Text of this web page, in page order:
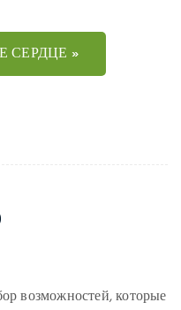
СЕРДЦЕ »
возможностей, которые